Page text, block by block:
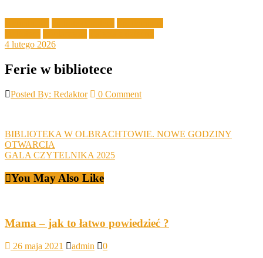
4 lutego 2026
Ferie w bibliotece
Posted By: Redaktor 0 Comment
Post
navigation
BIBLIOTEKA W OLBRACHTOWIE. NOWE GODZINY
OTWARCIA
GALA CZYTELNIKA 2025
You May Also Like
Mama – jak to łatwo powiedzieć ?
26 maja 2021 admin 0